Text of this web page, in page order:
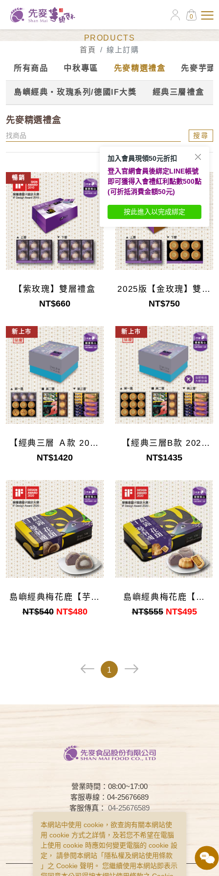
0
PRODUCTS
首頁
線上訂購
所有商品 中秋專區 先麥精選禮盒 先麥芋頭
島嶼經典‧玫瑰系列/德國IF大獎 經典三層禮盒
先麥精選禮盒
搜尋
暢銷
【紫玫瑰】雙層禮盒
NT$660
新上市
2025版【金玫瑰】雙層
禮盒
NT$750
新上市
【經典三層 Ａ款 2025
Ver.】
NT$1420
新上市
【經典三層B款 2025
Ver.】
NT$1435
島嶼經典梅花鹿【芋頭
酥】
NT$540 NT$480
島嶼經典梅花鹿【品
玉】
NT$555 NT$495
1
營業時間：08:00~17:00
客服專線：04-25676689
客服傳真： 04-25676589
常見問題 購物說明
隱私權政策
服務條款
Copyright © Smai All Rights Reserved.
本網站中使用 cookie，欲查詢有關本網站使
用 cookie 方式之詳情，及若您不希望在電腦
上使用 cookie 時應如何變更電腦的 cookie 設
定， 請參閱本網站「 隱私權及網站使用條款
」之 Cookie 聲明。 您繼續使用本網站即表示
加入會員現領50元折扣
登入官網會員後綁定LINE帳號
即可獲得入會禮紅利點數500點
(可折抵消費金額50元)
按此進入以完成綁定